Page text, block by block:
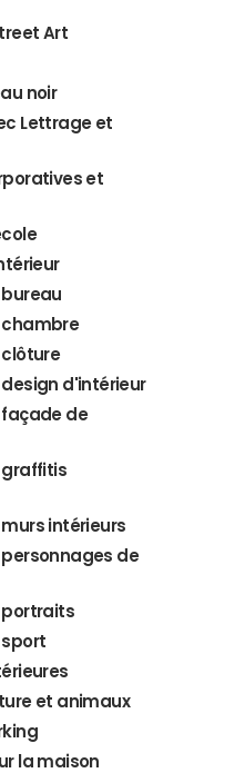
Art
noir
Lettrage et
et
d'intérieur
de
intérieurs
de
et animaux
la maison